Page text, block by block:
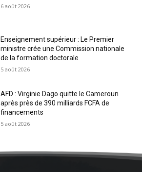
6 août 2026
Enseignement supérieur : Le Premier
ministre crée une Commission nationale
de la formation doctorale
5 août 2026
AFD : Virginie Dago quitte le Cameroun
après près de 390 milliards FCFA de
financements
5 août 2026